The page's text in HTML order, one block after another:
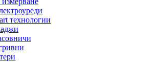
технологии